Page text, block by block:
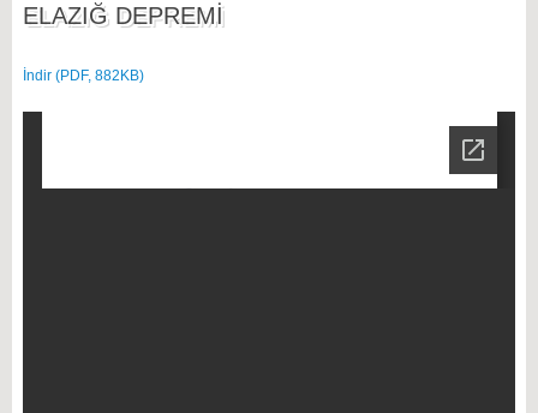
ELAZIĞ DEPREMİ
İndir (PDF, 882KB)